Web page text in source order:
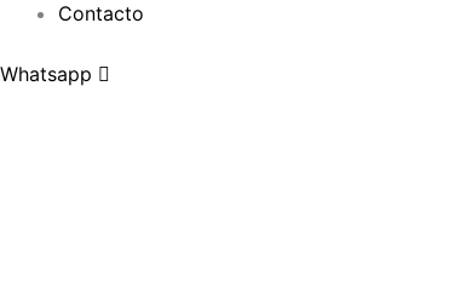
Contacto
Whatsapp